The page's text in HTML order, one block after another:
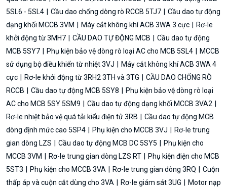
5SL6 - 5SL4
Cầu dao chống dòng rò RCCB 5TJ7
Cầu dao tự động
dạng khối MCCB 3VM
Máy cắt không khí ACB 3WA 3 cực
Rơ-le
khởi động từ 3MH7
CẦU DAO TỰ ĐỘNG MCB
Cầu dao tự động
MCB 5SY7
Phụ kiện bảo vệ dòng rò loại AC cho MCB 5SL4
MCCB
sử dụng bộ điều khiển từ nhiệt 3VJ
Máy cắt không khí ACB 3WA 4
cực
Rơ-le khởi động từ 3RH2 3TH và 3TG
CẦU DAO CHỐNG RÒ
RCCB
Cầu dao tự động MCB 5SY8
Phụ kiện bảo vệ dòng rò loại
AC cho MCB 5SY 5SM9
Cầu dao tự động dạng khối MCCB 3VA2
Rơ-le nhiệt bảo vệ quá tải kiểu điện tử 3RB
Cầu dao tự động MCB
dòng định mức cao 5SP4
Phụ kiện cho MCCB 3VJ
Rơ-le trung
gian dòng LZS
Cầu dao tự động MCB DC 5SY5
Phụ kiện cho
MCCB 3VM
Rơ-le trung gian dòng LZS RT
Phụ kiện điện cho MCB
5ST3
Phụ kiện cho MCCB 3VA Rơ-le trung gian dòng 3RQ
Cuộn
thấp áp và cuộn cắt dùng cho 3VA
Rơ-le giám sát 3UG
Motor nạp